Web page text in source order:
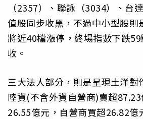
（2357）、聯詠（3034）、台
值股同步收黑，不過中小型股則
將近40檔漲停，終場指數下跌
收。
三大法人部分，則是呈現土洋對
陸資(不含外資自營商)賣超
26.55億元，自營商買超26.82億